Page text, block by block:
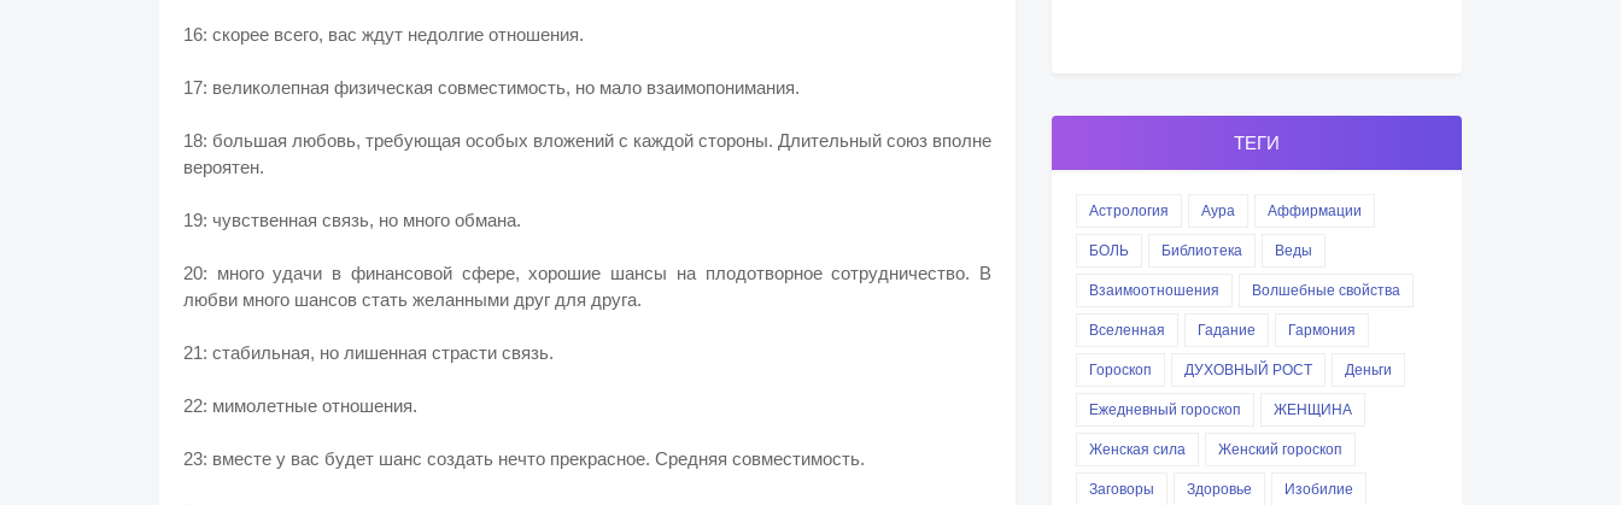
16: скорее всего, вас ждут недолгие отношения.
17: великолепная физическая совместимость, но мало взаимопонимания.
18: большая любовь, требующая особых вложений с каждой стороны. Длительный союз вполне
вероятен.
19: чувственная связь, но много обмана.
20: много удачи в финансовой сфере, хорошие шансы на плодотворное сотрудничество. В
любви много шансов стать желанными друг для друга.
21: стабильная, но лишенная страсти связь.
22: мимолетные отношения.
23: вместе у вас будет шанс создать нечто прекрасное. Средняя совместимость.
ТЕГИ
Астрология Аура
Аффирмации
БОЛЬ
Библиотека
Веды
Взаимоотношения
Волшебные свойства
Вселенная
Гадание
Гармония
Гороскоп
ДУХОВНЫЙ РОСТ
Деньги
Ежедневный гороскоп
ЖЕНЩИНА
Женская сила
Женский гороскоп
Заговоры
Здоровье
Изобилие